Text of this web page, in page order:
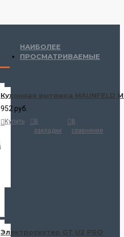
НАИБОЛЕЕ
ПРОСМАТРИВАЕМЫЕ
Кухонная вытяжка MAUNFELD
952 руб.
Купить
В
закладки
В
сравнение
Электроскутер GT U2 PRO